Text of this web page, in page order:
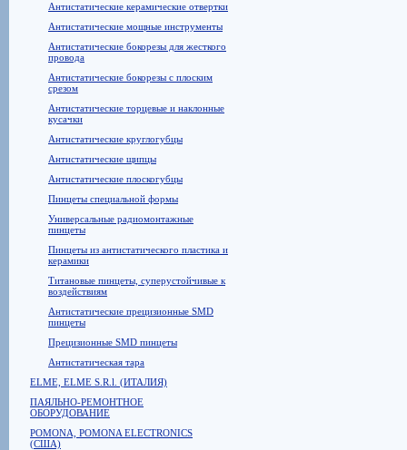
Антистатические керамические отвертки
Антистатические мощные инструменты
Антистатические бокорезы для жесткого
провода
Антистатические бокорезы с плоским
срезом
Антистатические торцевые и наклонные
кусачки
Антистатические круглогубцы
Антистатические щипцы
Антистатические плоскогубцы
Пинцеты специальной формы
Универсальные радиомонтажные
пинцеты
Пинцеты из антистатического пластика и
керамики
Титановые пинцеты, суперустойчивые к
воздействиям
Антистатические прецизионные SMD
пинцеты
Прецизионные SMD пинцеты
Антистатическая тара
ELME, ELME S.R.l. (ИТАЛИЯ)
ПАЯЛЬНО-РЕМОНТНОЕ
ОБОРУДОВАНИЕ
POMONA, POMONA ELECTRONICS
(США)